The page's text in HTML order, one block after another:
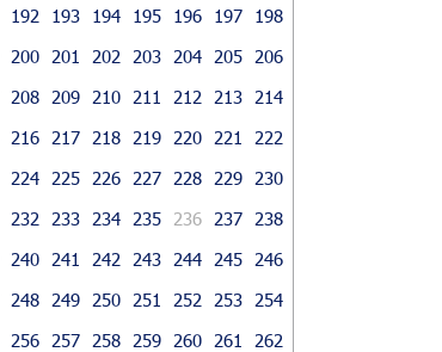
192 193 194 195 196 197
198
200 201 202 203 204 205
206
208 209 210 211 212 213
214
216 217 218 219 220 221
222
224 225 226 227 228 229
230
232 233 234 235 236 237
238
240 241 242 243 244 245
246
248 249 250 251 252 253
254
256 257 258 259 260 261
262